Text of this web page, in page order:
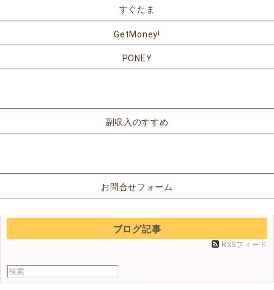
すぐたま
GetMoney!
PONEY
副収入のすすめ
お問合せフォーム
ブログ記事
RSSフィード